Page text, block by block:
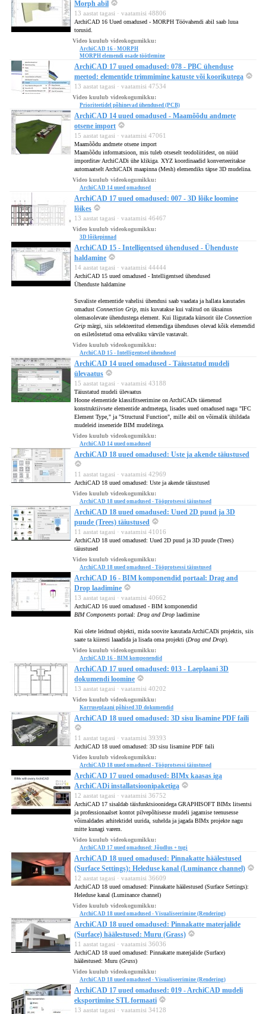
Morph abil
13 aastat tagasi · vaatamisi 48806
ArchiCAD 16 Uued omadused - MORPH Töövahendi abil saab luua
torusid.
Video kuulub videokogumikku:
ArchiCAD 16 - MORPH
MORPH elemendi osade töötlemine
ArchiCAD 17 uued omadused: 078 - PBC ühenduse
meetod: elementide trimmimine katuste või koorikutega
13 aastat tagasi · vaatamisi 47534
Video kuulub videokogumikku:
Prioriteetidel põhinevad ühendused (PCB)
ArchiCAD 14 uued omadused - Maamõõdu andmete
otsene import
15 aastat tagasi · vaatamisi 47061
Maamõõdu andmete otsene import
Maamõõdu informatsioon, mis tuleb otseselt teodoliitidest, on nüüd
imporditav ArchiCADi ühe klikiga. XYZ koordinaadid konverteeritakse
automaatselt ArchiCADi maapinna (Mesh) elemendiks täpse 3D mudelina.
Video kuulub videokogumikku:
ArchiCAD 14 uued omadused
ArchiCAD 17 uued omadused: 007 - 3D lõike loomine
lõikes
13 aastat tagasi · vaatamisi 46467
Video kuulub videokogumikku:
3D lõikepinnad
ArchiCAD 15 - Intelligentsed ühendused - Ühenduste
haldamine
14 aastat tagasi · vaatamisi 44444
ArchiCAD 15 uued omadused - Intelligentsed ühendused
Ühenduste haldamine
Suvaliste elementide vahelisi ühendusi saab vaadata ja hallata kasutades
omadust Connection Grip , mis kuvatakse kui valitud on üksainus
olemasolevate ühendustega element. Kui lligutada kürsorit üle Connection
Grip märgi, siis selekteeritud elemendiga ühenduses olevad kõik elemendid
on esiletõstetud oma eelvaliku värvile vastavalt.
Video kuulub videokogumikku:
ArchiCAD 15 - Intelligentsed ühendused
ArchiCAD 14 uued omadused - Täiustatud mudeli
ülevaatus
15 aastat tagasi · vaatamisi 43188
Täiustatud mudeli ülevaatus
Hoone elementide klassifitseerimine on ArchiCADs täienenud
konstruktiivsete elementide andmetega, lisades uued omadused nagu "IFC
Element Type," ja "Structural Function", mille abil on võimalik ühildada
mudeleid inseneride BIM mudelitega.
Video kuulub videokogumikku:
ArchiCAD 14 uued omadused
ArchiCAD 18 uued omadused: Uste ja akende täiustused
11 aastat tagasi · vaatamisi 42969
ArchiCAD 18 uued omadused: Uste ja akende täiustused
Video kuulub videokogumikku:
ArchiCAD 18 uued omadused - Tööprotsessi täiustused
ArchiCAD 18 uued omadused: Uued 2D puud ja 3D
puude (Trees) täiustused
11 aastat tagasi · vaatamisi 41016
ArchiCAD 18 uued omadused: Uued 2D puud ja 3D puude (Trees)
täiustused
Video kuulub videokogumikku:
ArchiCAD 18 uued omadused - Tööprotsessi täiustused
ArchiCAD 16 - BIM komponendid portaal: Drag and
Drop laadimine
13 aastat tagasi · vaatamisi 40662
ArchiCAD 16 uued omadused - BIM komponendid
BIM Components portaal: Drag and Drop laadimine
Kui olete leidnud objekti, mida soovite kasutada ArchiCADi projektis, siis
saate ta kiiresti laaadida ja lisada oma projekti (Drag and Drop).
Video kuulub videokogumikku:
ArchiCAD 16 - BIM komponendid
ArchiCAD 17 uued omadused: 013 - Laeplaani 3D
dokumendi loomine
13 aastat tagasi · vaatamisi 40202
Video kuulub videokogumikku:
Korruseplaani põhised 3D dokumendid
ArchiCAD 18 uued omadused: 3D sisu lisamine PDF faili
11 aastat tagasi · vaatamisi 39393
ArchiCAD 18 uued omadused: 3D sisu lisamine PDF faili
Video kuulub videokogumikku:
ArchiCAD 18 uued omadused - Tööprotsessi täiustused
ArchiCAD 17 uued omadused: BIMx kaasas iga
ArchiCADi installatsioonipaketiga
12 aastat tagasi · vaatamisi 36752
ArchiCAD 17 sisaldab täisfunktsioonidega GRAPHISOFT BIMx litsentsi
ja professionaalset kontot pilvepõhisesse mudeli jagamise teenusesse
võimaldades arhitektidel uurida, suhelda ja jagada BIMx projekte nagu
mitte kunagi varem.
Video kuulub videokogumikku:
ArchiCAD 17 uued omadused: Jõudlus + tugi
ArchiCAD 18 uued omadused: Pinnakatte häälestused
(Surface Settings): Heleduse kanal (Luminance channel)
12 aastat tagasi · vaatamisi 36609
ArchiCAD 18 uued omadused: Pinnakatte häälestused (Surface Settings):
Heleduse kanal (Luminance channel)
Video kuulub videokogumikku:
ArchiCAD 18 uued omadused - Visualiseerimine (Rendering)
ArchiCAD 18 uued omadused: Pinnakatte materjalide
(Surface) häälestused: Muru (Grass)
11 aastat tagasi · vaatamisi 36036
ArchiCAD 18 uued omadused: Pinnakatte materjalide (Surface)
häälestused: Muru (Grass)
Video kuulub videokogumikku:
ArchiCAD 18 uued omadused - Visualiseerimine (Rendering)
ArchiCAD 17 uued omadused: 019 - ArchiCAD mudeli
eksportimine STL formaati
13 aastat tagasi · vaatamisi 34128